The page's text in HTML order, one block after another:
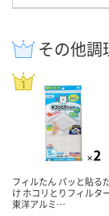
その他
フィルたん パッと貼る
け ホコリとりフィルタ
東洋アルミ…